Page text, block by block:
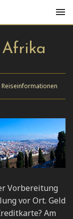
Reiseinformationen
Vorbereitung
vor Ort. Geld
Am